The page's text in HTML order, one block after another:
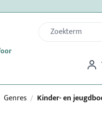
Genres / Kinder- en